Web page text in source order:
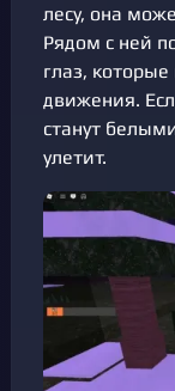
лесу, она
Рядом с ней
глаз,
движения.
станут
улетит.